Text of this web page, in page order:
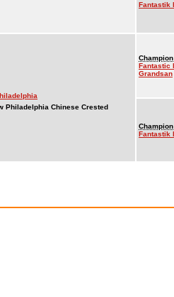
Fantastik
Champion
Fantastic
Grandsan
Champion
Fantastik